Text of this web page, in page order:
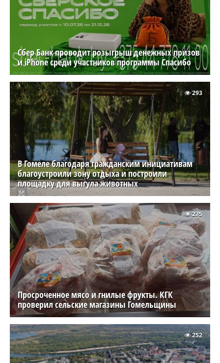
Сбер Банк проводит розыгрыш денежных призов
и iPhone среди участников программы Спасибо
В Гомеле благодаря гражданским инициативам
благоустроили зону отдыха и построили
площадку для выгула животных
293
Просроченное мясо и гнилые фрукты. КГК
проверил сельские магазины Гомельщины
275
252